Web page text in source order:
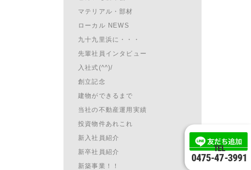
TEL
0475-47-3991
マテリアル・部材
ローカル NEWS
九十九里浜に・・・
先輩社員インタビュー
入社式(^^)/
創立記念
建物ができるまで
当社の不動産運用実績
投資物件あれこれ
新入社員紹介
新卒社員紹介
新築事業！！